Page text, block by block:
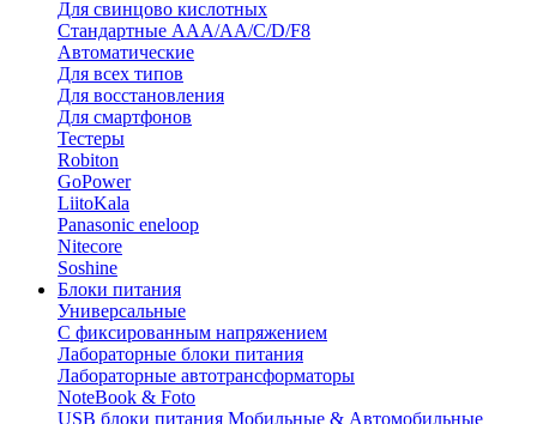
Для свинцово кислотных
Стандартные ААА/АА/С/D/F8
Автоматические
Для всех типов
Для восстановления
Для смартфонов
Тестеры
Robiton
GoPower
LiitoKala
Panasonic eneloop
Nitecore
Soshine
Блоки питания
Универсальные
C фиксированным напряжением
Лабораторные блоки питания
Лабораторные автотрансформаторы
NoteBook & Foto
USB блоки питания Мобильные & Автомобильные